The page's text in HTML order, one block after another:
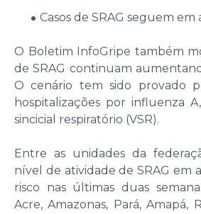
Casos de SRAG seguem em
O Boletim InfoGripe também
de SRAG continuam
O cenário tem sido provado
hospitalizações por influenza
sincicial respiratório (VSR).
Entre as unidades da
nível de atividade de SRAG em
risco nas últimas duas
Acre, Amazonas, Pará, Amapá,